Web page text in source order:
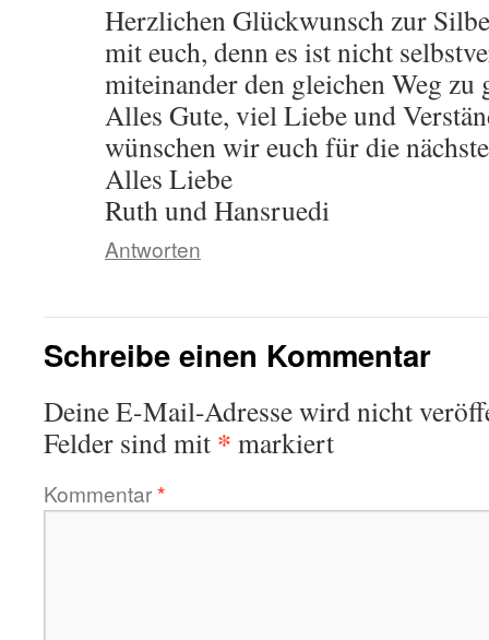
Herzlichen Glückwunsch zur
mit euch, denn es ist nicht
miteinander den gleichen Weg zu
Alles Gute, viel Liebe und
wünschen wir euch für die
Alles Liebe
Ruth und Hansruedi
Antworten
Schreibe einen Kommentar
Deine E-Mail-Adresse wird nicht
Felder sind mit * markiert
Kommentar*